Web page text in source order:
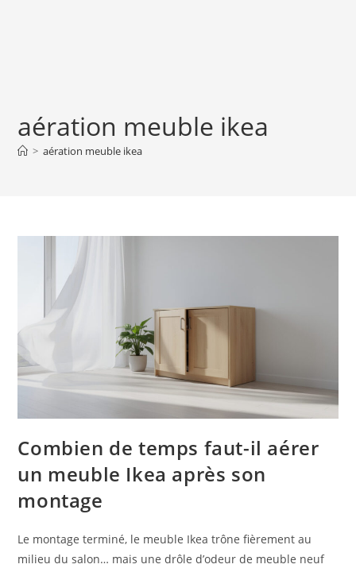
aération meuble ikea
> aération meuble ikea
Combien de temps faut-il aérer
un meuble Ikea après son
montage
Le montage terminé, le meuble Ikea trône fièrement au
milieu du salon… mais une drôle d’odeur de meuble neuf